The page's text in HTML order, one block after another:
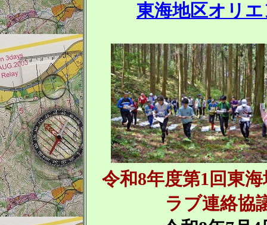
東海地区オリ
令和8年度第1回東
ラブ連絡協